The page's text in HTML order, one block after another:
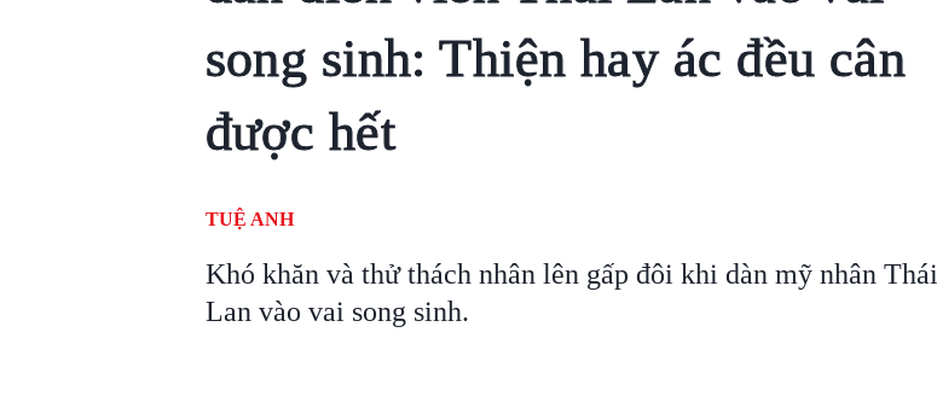
song sinh: Thiện hay ác đều cân
được hết
TUỆ ANH
Khó khăn và thử thách nhân lên gấp đôi khi dàn mỹ nhân Thái
Lan vào vai song sinh.